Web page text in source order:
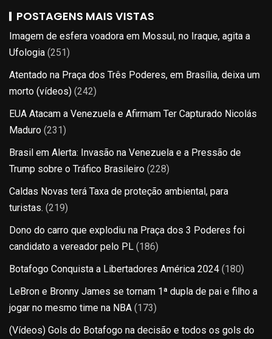
POSTAGENS MAIS VISTAS
Imagem de esfera voadora em Mossul, no Iraque, agita a
Ufologia (251)
Atentado na Praça dos Três Poderes, em Brasília, deixa um
morto (vídeos) (242)
EUA Atacam a Venezuela e Afirmam Ter Capturado Nicolás
Maduro (231)
Brasil em Alerta: Invasão na Venezuela e a Pressão de
Trump sobre o Tráfico Brasileiro (228)
Caldas Novas terá Taxa de proteção ambiental, para
turistas. (219)
Dono do carro que explodiu na Praça dos 3 Poderes foi
candidato a vereador pelo PL (186)
Botafogo Conquista a Libertadores América 2024 (180)
LeBron e Bronny James se tornam 1ª dupla de pai e filho a
jogar no mesmo time na NBA (173)
(Vídeos) Gols do Botafogo na decisão e todos os gols do